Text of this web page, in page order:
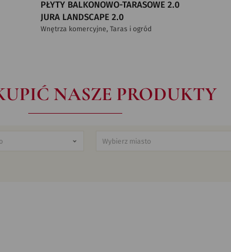
PŁYTY BALKONOWO-TARASOWE 2.0
JURA LANDSCAPE 2.0
Wnętrza komercyjne, Taras i ogród
NASZE PRODUKTY